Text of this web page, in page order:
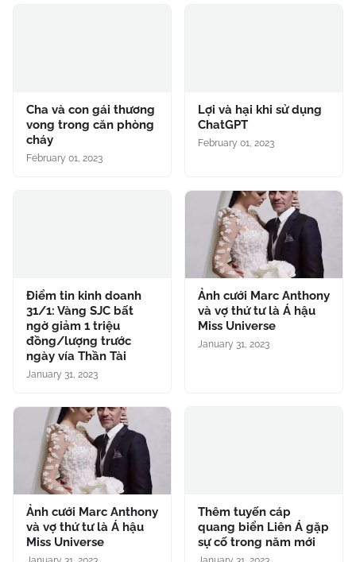
Cha và con gái thương
vong trong căn phòng
cháy
February 01, 2023
Lợi và hại khi sử dụng
ChatGPT
February 01, 2023
Điểm tin kinh doanh
31/1: Vàng SJC bất
ngờ giảm 1 triệu
đồng/lượng trước
ngày vía Thần Tài
January 31, 2023
Ảnh cưới Marc Anthony
và vợ thứ tư là Á hậu
Miss Universe
January 31, 2023
Ảnh cưới Marc Anthony
và vợ thứ tư là Á hậu
Miss Universe
Thêm tuyến cáp
quang biển Liên Á gặp
sự cố trong năm mới